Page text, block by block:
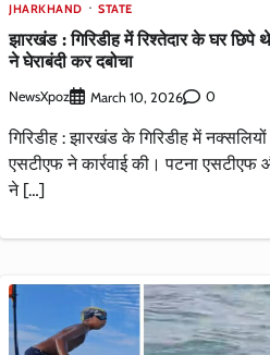
JHARKHAND STATE
झारखंड : गिरिडीह में रिश्तेदार के घर
ने घेराबंदी कर दबोचा
NewsXpoz March 10, 2026 0
गिरिडीह : झारखंड के गिरिडीह में
एसटीएफ ने कार्रवाई की। पटना
ने […]